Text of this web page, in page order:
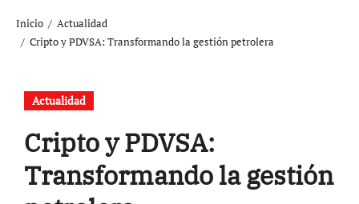
Inicio
Actualidad
Cripto y PDVSA: Transformando la gestión petrolera
Actualidad
Cripto y PDVSA:
Transformando la gestión